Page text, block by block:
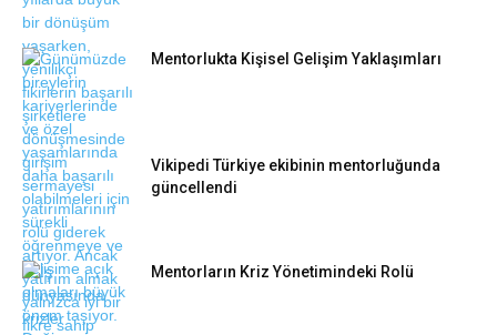
Mentorlukta Kişisel Gelişim Yaklaşımları
Vikipedi Türkiye ekibinin mentorluğunda
güncellendi
Mentorların Kriz Yönetimindeki Rolü